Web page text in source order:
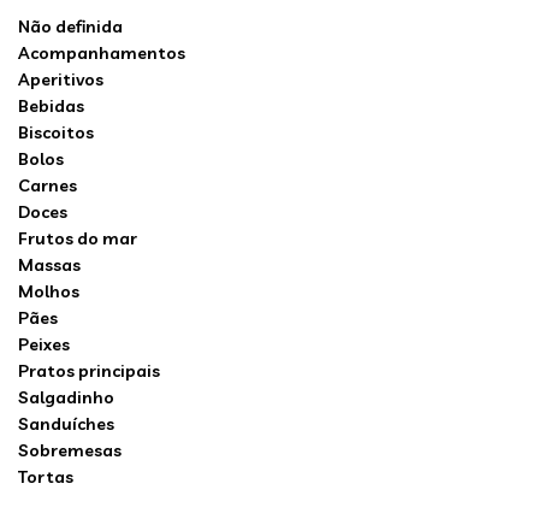
Não definida
Acompanhamentos
Aperitivos
Bebidas
Biscoitos
Bolos
Carnes
Doces
Frutos do mar
Massas
Molhos
Pães
Peixes
Pratos principais
Salgadinho
Sanduíches
Sobremesas
Tortas